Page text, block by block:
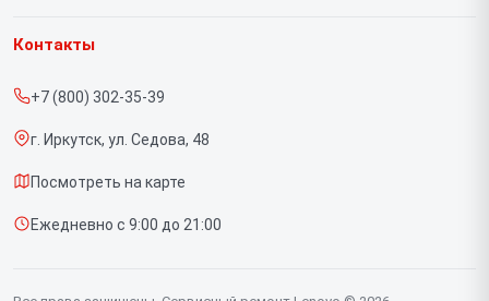
Срочный ремонт
Доставка и способы оплаты
Диагностика
Контакты
Ноутбуков
Контакты
+7 (800) 302-35-39
г. Иркутск, ул. Седова, 48
Посмотреть на карте
Ежедневно с 9:00 до 21:00